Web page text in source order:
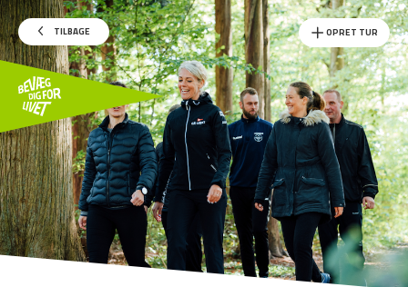
TILBAGE OPRET TUR